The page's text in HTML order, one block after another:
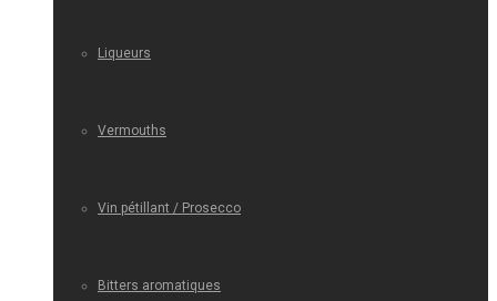
Liqueurs
Vermouths
Vin pétillant / Prosecco
Bitters aromatiques